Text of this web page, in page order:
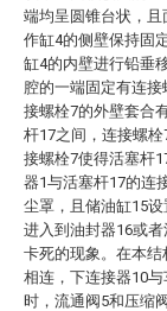
端均呈圆锥台状，
作缸4的侧壁保持固
缸4的内壁进行铅垂
腔的一端固定有连
接螺栓7的外壁套合
杆17之间，连接螺
接螺栓7使得活塞杆
器1与活塞杆17的连
尘罩，且储油缸15
进入到油封器16或
卡死的现象。在本
相连，下连接器10
时，流通阀5和压缩